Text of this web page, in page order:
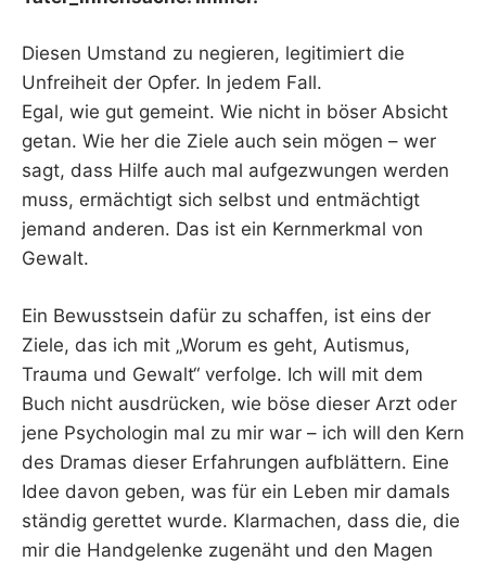
Diesen Umstand zu negieren, legitimiert die
Unfreiheit der Opfer. In jedem Fall.
Egal, wie gut gemeint. Wie nicht in böser Absicht
getan. Wie her die Ziele auch sein mögen – wer
sagt, dass Hilfe auch mal aufgezwungen werden
muss, ermächtigt sich selbst und entmächtigt
jemand anderen. Das ist ein Kernmerkmal von
Gewalt.
Ein Bewusstsein dafür zu schaffen, ist eins der
Ziele, das ich mit „Worum es geht, Autismus,
Trauma und Gewalt“ verfolge. Ich will mit dem
Buch nicht ausdrücken, wie böse dieser Arzt oder
jene Psychologin mal zu mir war – ich will den Kern
des Dramas dieser Erfahrungen aufblättern. Eine
Idee davon geben, was für ein Leben mir damals
ständig gerettet wurde. Klarmachen, dass die, die
mir die Handgelenke zugenäht und den Magen